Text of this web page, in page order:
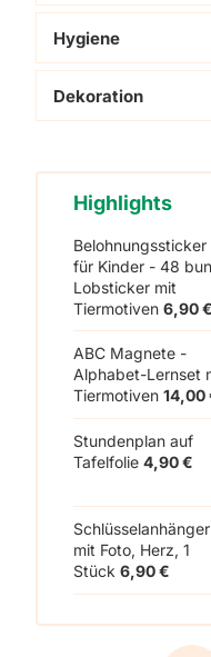
Hygiene
Dekoration
Highlights
Belohnungssticker
für Kinder - 48
Lobsticker mit
Tiermotiven 6,90€
ABC Magnete -
Alphabet-Lernset
Tiermotiven 14,00
Stundenplan auf
Tafelfolie 4,90€
Schlüsselanhänger
mit Foto, Herz, 1
Stück 6,90€